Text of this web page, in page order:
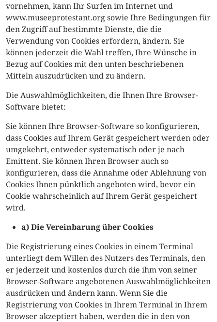
vornehmen, kann Ihr Surfen im Internet und
www.museeprotestant.org sowie Ihre Bedingungen für
den Zugriff auf bestimmte Dienste, die die
Verwendung von Cookies erfordern, ändern. Sie
können jederzeit die Wahl treffen, Ihre Wünsche in
Bezug auf Cookies mit den unten beschriebenen
Mitteln auszudrücken und zu ändern.
Die Auswahlmöglichkeiten, die Ihnen Ihre Browser-
Software bietet:
Sie können Ihre Browser-Software so konfigurieren,
dass Cookies auf Ihrem Gerät gespeichert werden oder
umgekehrt, entweder systematisch oder je nach
Emittent. Sie können Ihren Browser auch so
konfigurieren, dass die Annahme oder Ablehnung von
Cookies Ihnen pünktlich angeboten wird, bevor ein
Cookie wahrscheinlich auf Ihrem Gerät gespeichert
wird.
a) Die Vereinbarung über Cookies
Die Registrierung eines Cookies in einem Terminal
unterliegt dem Willen des Nutzers des Terminals, den
er jederzeit und kostenlos durch die ihm von seiner
Browser-Software angebotenen Auswahlmöglichkeiten
ausdrücken und ändern kann. Wenn Sie die
Registrierung von Cookies in Ihrem Terminal in Ihrem
Browser akzeptiert haben, werden die in den von